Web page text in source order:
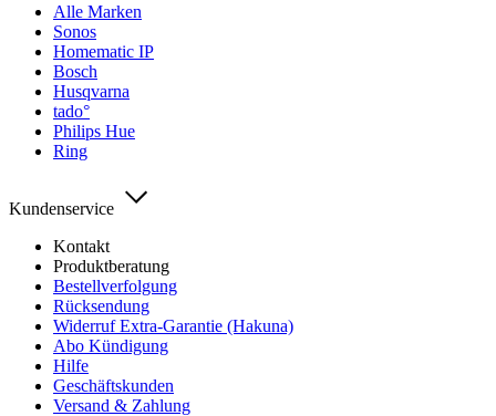
Alle Marken
Sonos
Homematic IP
Bosch
Husqvarna
tado°
Philips Hue
Ring
Kundenservice
Kontakt
Produktberatung
Bestellverfolgung
Rücksendung
Widerruf Extra-Garantie (Hakuna)
Abo Kündigung
Hilfe
Geschäftskunden
Versand & Zahlung